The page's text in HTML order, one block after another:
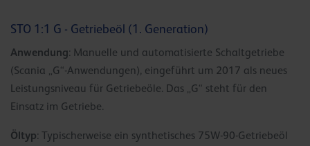
STO 1:1 G - Getriebeöl (1. Generation)
Anwendung: Manuelle und automatisierte Schaltgetriebe
(Scania „G“-Anwendungen), eingeführt um 2017 als neues
Leistungsniveau für Getriebeöle. Das „G“ steht für den
Einsatz im Getriebe.
Öltyp: Typischerweise ein synthetisches 75W-90-Getriebeöl